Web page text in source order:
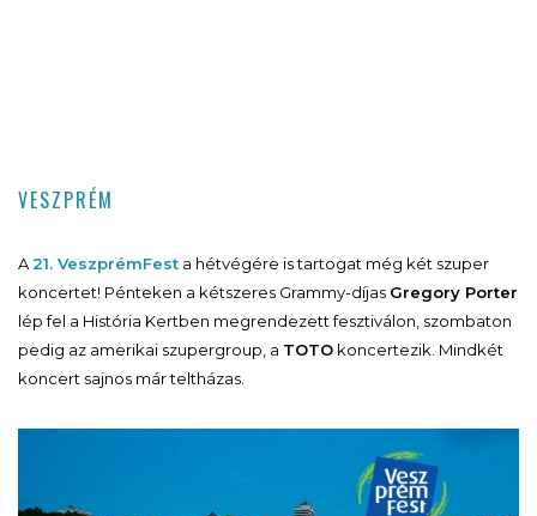
VESZPRÉM
A 21. VeszprémFest a hétvégére is tartogat még két szuper
koncertet! Pénteken a kétszeres Grammy-díjas Gregory Porter
lép fel a História Kertben megrendezett fesztiválon, szombaton
pedig az amerikai szupergroup, a TOTO koncertezik. Mindkét
koncert sajnos már teltházas.